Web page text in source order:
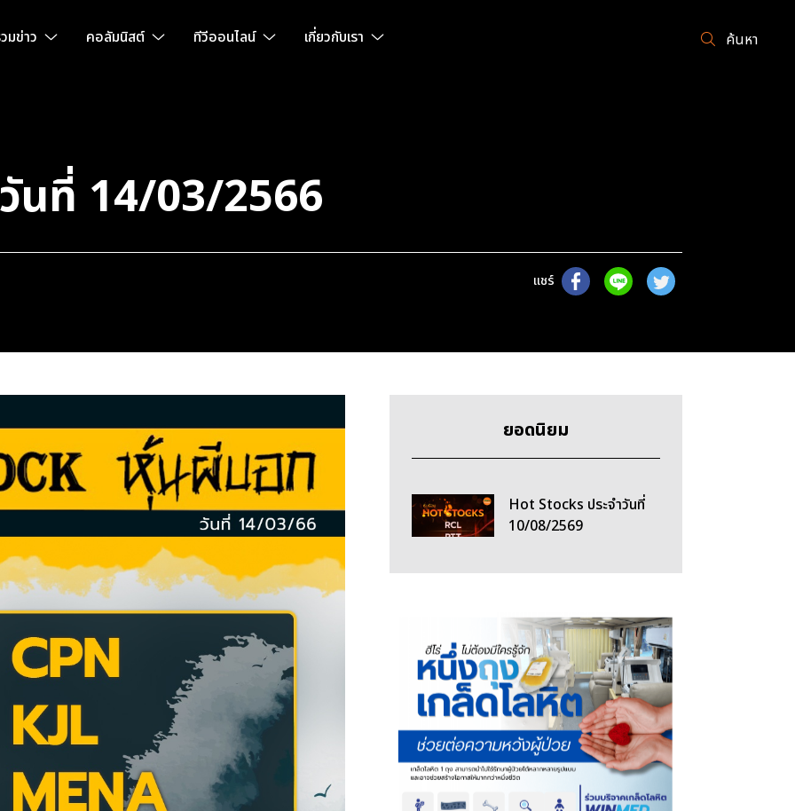
มข่าว คอลัมนิสต์ ทีวีออนไลน์ เกี่ยวกับเรา ค้นหา
นที่ 14/03/2566
แชร์
ยอดนิยม
Hot Stocks ประจำวันที่
10/08/2569